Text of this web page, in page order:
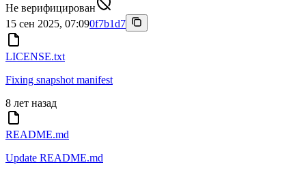
Не верифицирован
15 сен 2025, 07:090f7b1d7
LICENSE.txt
Fixing snapshot manifest
8 лет назад
README.md
Update README.md